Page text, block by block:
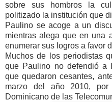
sobre sus hombros la
politizado la institución que
Paulino se acoge a un
mientras alega que en una
enumerar sus logros a favor
Muchos de los periodistas
que Paulino no defendió a
que quedaron cesantes,
marzo del año 2010, por
Dominicano de las